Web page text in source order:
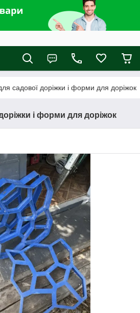
садової доріжки і форми для доріжок
і форми для доріжок